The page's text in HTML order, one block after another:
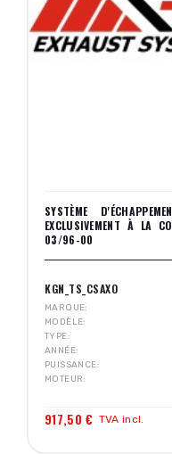
SYSTÈME
EXCLUSIVEMENT À LA
03/96-00
KGN_TS_CSAXO
MARQUE
MODÈLE
TYPE
ANNÉE
PUISSANCE
MOTEUR
917,50 € TVA incl.